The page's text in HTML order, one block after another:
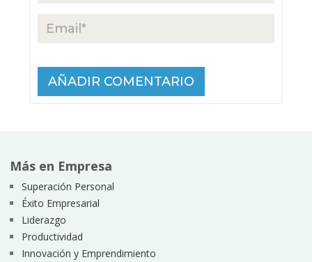
Más en Empresa
Superación Personal
Éxito Empresarial
Liderazgo
Productividad
Innovación y Emprendimiento